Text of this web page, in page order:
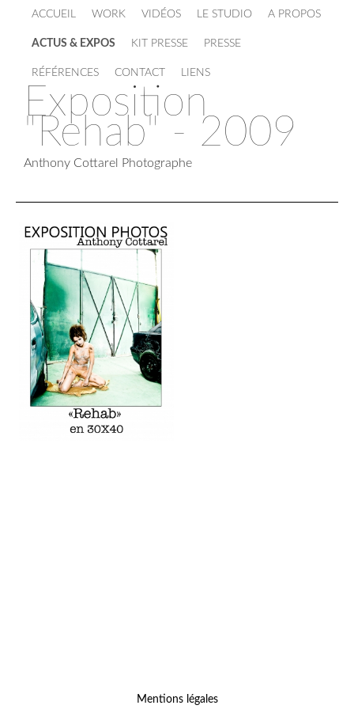
ACCUEIL WORK VIDÉOS LE STUDIO A PROPOS
ACTUS & EXPOS KIT PRESSE PRESSE
RÉFÉRENCES CONTACT LIENS
Exposition
"Rehab" - 2009
Anthony Cottarel Photographe
Mentions légales